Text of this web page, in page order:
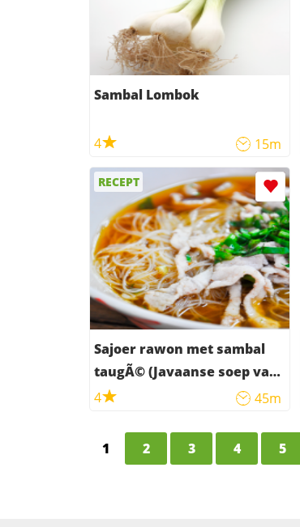
Sambal Lombok
4 15m
RECEPT
Sajoer rawon met sambal
taugÃ© (Javaanse soep van
vlees en groenten)
4 45m
1 2 3 4 5